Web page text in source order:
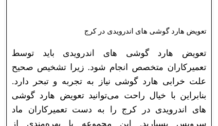
تعویض هارد گوشی های اندرویدی در کرج
تعویض هارد گوشی های اندرویدی باید توسط
تعمیرکاران متخصص انجام شود. زیرا تشخیص صحیح
علت خرابی هارد گوشی نیاز به تجربه و تبحر دارد.
بنابراین با خیال راحت می‌توانید تعویض هارد گوشی
های اندرویدی در کرج را به دست‌ تعمیرکاران ماد
سرویس بسپارید. این مجموعه با بهره‌مندی از